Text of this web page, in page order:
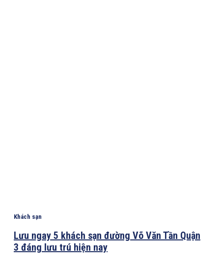
Khách sạn
Lưu ngay 5 khách sạn đường Võ Văn Tần Quận
3 đáng lưu trú hiện nay